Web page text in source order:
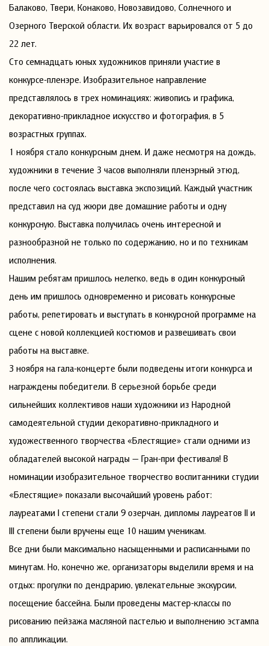
Балаково, Твери, Конаково, Новозавидово, Солнечного и
Озерного Тверской области. Их возраст варьировался от 5 до
22 лет.
Сто семнадцать юных художников приняли участие в
конкурсе-пленэре. Изобразительное направление
представлялось в трех номинациях: живопись и графика,
декоративно-прикладное искусство и фотография, в 5
возрастных группах.
1 ноября стало конкурсным днем. И даже несмотря на дождь,
художники в течение 3 часов выполняли пленэрный этюд,
после чего состоялась выставка экспозиций. Каждый участник
представил на суд жюри две домашние работы и одну
конкурсную. Выставка получилась очень интересной и
разнообразной не только по содержанию, но и по техникам
исполнения.
Нашим ребятам пришлось нелегко, ведь в один конкурсный
день им пришлось одновременно и рисовать конкурсные
работы, репетировать и выступать в конкурсной программе на
сцене с новой коллекцией костюмов и развешивать свои
работы на выставке.
3 ноября на гала-концерте были подведены итоги конкурса и
награждены победители. В серьезной борьбе среди
сильнейших коллективов наши художники из Народной
самодеятельной студии декоративно-прикладного и
художественного творчества «Блестящие» стали одними из
обладателей высокой награды — Гран-при фестиваля! В
номинации изобразительное творчество воспитанники студии
«Блестящие» показали высочайший уровень работ:
лауреатами I степени стали 9 озерчан, дипломы лауреатов II и
III степени были вручены еще 10 нашим ученикам.
Все дни были максимально насыщенными и расписанными по
минутам. Но, конечно же, организаторы выделили время и на
отдых: прогулки по дендрарию, увлекательные экскурсии,
посещение бассейна. Были проведены мастер-классы по
рисованию пейзажа масляной пастелью и выполнению эстампа
по аппликации.